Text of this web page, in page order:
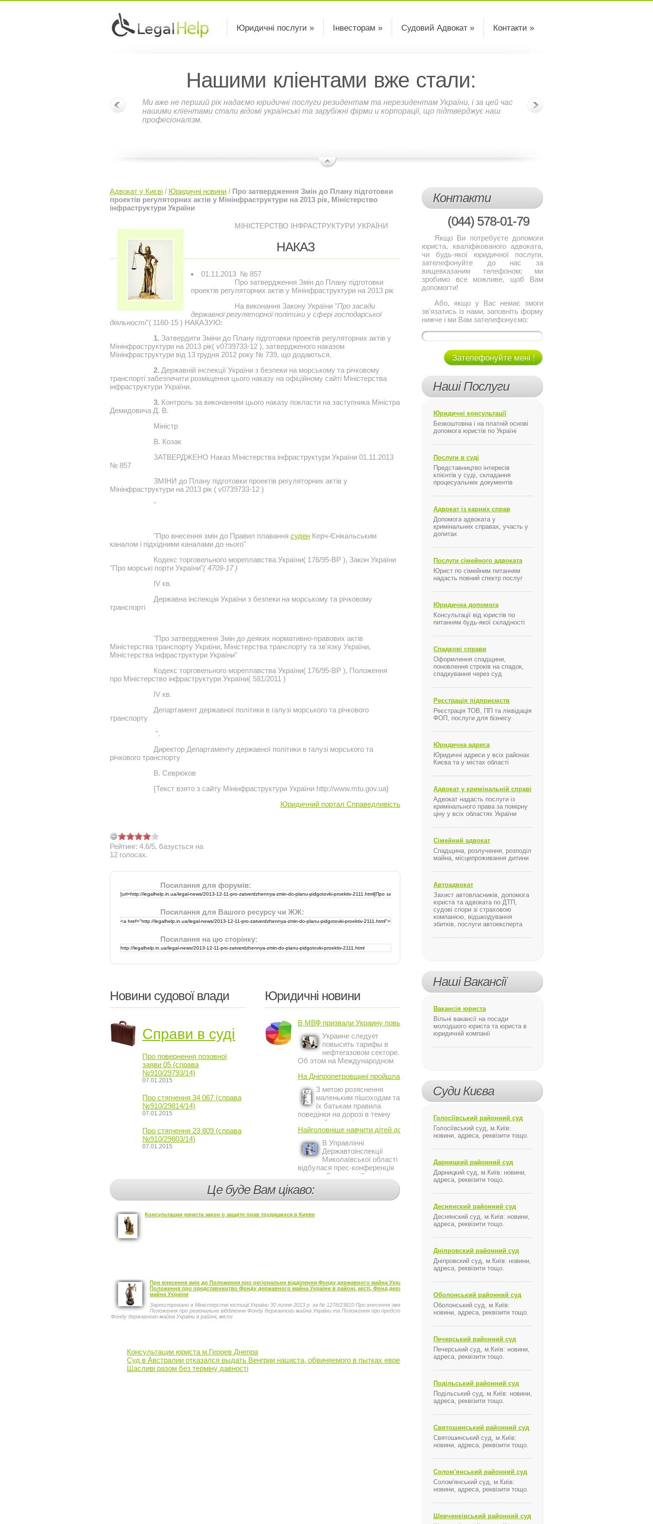
Юридичні послуги » Інвесторам » Судовий Адвокат » Контакти »
Нашими кліентами вже стали:
Ми вже не перший рік надаємо юридичні послуги резидентам та нерезидентам України, і за цей час
нашими кліентами стали відомі українські та зарубіжні фірми и корпорації, що підтверджує наш
професіоналізм.
Адвокат у Києві / Юридичні новини / Про затвердження Змін до Плану підготовки
проектів регуляторних актів у Мінінфраструктури на 2013 рік, Міністерство
інфраструктури України
МІНІСТЕРСТВО ІНФРАСТРУКТУРИ УКРАЇНИ
НАКАЗ
01.11.2013 № 857
Про затвердження Змін до Плану підготовки
проектів регуляторних актів у Мінінфраструктури на 2013 рік
На виконання Закону України "Про засади
державної регуляторної політики у сфері господарської
діяльності"( 1160-15 ) НАКАЗУЮ:
1. Затвердити Зміни до Плану підготовки проектів регуляторних актів у
Мінінфраструктури на 2013 рік( v0739733-12 ), затвердженого наказом
Мінінфраструктури від 13 грудня 2012 року № 739, що додаються.
2. Державній інспекції України з безпеки на морському та річковому
транспорті забезпечити розміщення цього наказу на офіційному сайті Міністерства
інфраструктури України.
3. Контроль за виконанням цього наказу покласти на заступника Міністра
Демидовича Д. В.
Міністр
В. Козак
ЗАТВЕРДЖЕНО Наказ Міністерства інфраструктури України 01.11.2013
№ 857
ЗМІНИ до Плану підготовки проектів регуляторних актів у
Мінінфраструктури на 2013 рік ( v0739733-12 )
"
"Про внесення змін до Правил плавання суденКерч-Єнікальським
каналом і підхідними каналами до нього"
Кодекс торговельного мореплавства України( 176/95-ВР ), Закон України
"Про морські порти України"( 4709-17 )
IV кв.
Державна інспекція України з безпеки на морському та річковому
транспорті
"Про затвердження Змін до деяких нормативно-правових актів
Міністерства транспорту України, Міністерства транспорту та зв'язку України,
Міністерства інфраструктури України"
Кодекс торговельного мореплавства України( 176/95-ВР ), Положення
про Міністерство інфраструктури України( 581/2011 )
IV кв.
Департамент державної політики в галузі морського та річкового
транспорту
".
Директор Департаменту державної політики в галузі морського та
річкового транспорту
В. Севрюков
{Текст взято з сайту Мінінфраструктури України http://www.mtu.gov.ua}
Юридичний портал Справедливість
Рейтинг: 4.6/5, базується на
12 голосах.
Посилання для форумів:
Посилання для Вашого ресурсу чи ЖЖ:
Посилання на цю сторінку:
Новини судової влади
Справи в суді
Про повернення позовної
заяви 05 (справа
№910/29793/14)
07.01.2015
Про стягнення 34 067 (справа
№910/29814/14)
07.01.2015
Про стягнення 23 809 (справа
№910/29803/14)
07.01.2015
Юридичні новини
В МВФ призвали Украину повысить ...
Украине следует
повысить тарифы в
нефтегазовом секторе.
Об этом на Международном
инвестиционном форуме в
Киеве заявил постоянный
представитель МВФ на
Украине Жером Ваше.
На Дніпропетровщині пройшла акція ...
З метою розяснення
маленьким пішоходам та
їх батькам правила
поведінки на дорозі в темну
пору доби, працівники сектору
профілактичної роботи відділу
ДАІ з обслуговування міста
Кривий Ріг провели ...
Найголовніше навчити дітей дотримуватися ...
В Управлінні
Державтоінспекції
Миколаївської області
відбулася прес-конференція
на тему Стан аварійності за
пішоходів.
Це буде Вам цікаво:
Консультации юриста закон о защите прав трудящихся в Киеве
Про внесення змін до Положення про регіональне відділення Фонду державного майна України та
Положення про представництво Фонду державного майна України в районі, місті, Фонд державного
майна України
Зареєстровано в Міністерстві юстиції України 30 липня 2013 р. за № 1278/23810 Про внесення змін до
Положення про регіональне відділення Фонду державного майна України та Положення про представництво
Фонду державного майна України в районі, місті
Консультации юриста м.Героев Днепра
Суд в Австралии отказался выдать Венгрии нациста, обвиняемого в пытках евреев в 1944 году
Щасливі разом без терміну давності
КСУ попросили разъяснить, можно ли принудительно
Уполномоченный по правам человека Валерия Лутковская
Ліцензія на заготівлю металобрухту кольорових і чорних металів
Допомога в оформленні ліцензії на заготівлю металобрухту
кольорових і чорних металів, ліцензія заготівля металобрухту
газу (метану) вугільних родовищ за
Про внесення змін до постанови НКРЕ від 23.12.2011
Клички очолили рейтинг найуспішніших спортсменів
Контакти
(044) 578-01-79
Якщо Ви потребуєте допомоги
юриста, кваліфікованого адвоката,
чи будь-якої юридичної послуги,
зателефонуйте до нас за
вищевказаним телефоном; ми
зробимо все можливе, щоб Вам
допомогти!
Або, якщо у Вас немає змоги
зв'язатись із нами, заповніть форму
нижче і ми Вам зателефонуємо:
Зателефонуйте мені !
Наші Послуги
Юридичні консультації
Безкоштовна і на платній основі
допомога юристів по Україні
Послуги в суді
Представництво інтересів
клієнтів у суді, складання
процесуальних документів
Адвокат із карних справ
Допомога адвоката у
кримінальних справах, участь у
допитах
Послуги сімейного адвоката
Юрист по сімейним питанням
надасть повний спектр послуг
Юридична допомога
Консультації від юристів по
питанням будь-якої складності
Спадкові справи
Оформлення спадщини,
поновлення строків на спадок,
спадкування через суд
Реєстрація підприємств
Реєстрація ТОВ, ПП та ліквідація
ФОП, послуги для бізнесу
Юридична адреса
Юридичні адреси у всіх районах
Києва та у містах області
Адвокат у кримінальній справі
Адвокат надасть послуги із
кримінального права за помірну
ціну у всіх областях України
Сімейний адвокат
Спадщина, розлучення, розподіл
майна, місцепроживання дитини
Автоадвокат
Захист автовласників, допомога
юриста та адвоката по ДТП,
судові спори зі страховою
компанією, відшкодування
збитків, послуги автоексперта
Наші Вакансії
Вакансія юриста
Вільні вакансії на посади
молодшого юриста та юриста в
юридичній компанії
Суди Києва
Голосіївський районний суд
Голосіївський суд, м.Київ:
новини, адреса, реквізити тощо.
Дарницкий районний суд
Дарницкий суд, м.Київ: новини,
адреса, реквізити тощо.
Деснянский районний суд
Деснянский суд, м.Київ: новини,
адреса, реквізити тощо.
Дніпровский районний суд
Дніпровский суд, м.Київ: новини,
адреса, реквізити тощо.
Оболонський районний суд
Оболонський суд, м.Київ:
новини, адреса, реквізити тощо.
Печерський районний суд
Печерський суд, м.Київ: новини,
адреса, реквізити тощо.
Подільський районний суд
Подільський суд, м.Київ: новини,
адреса, реквізити тощо.
Святошинський районний суд
Святошинський суд, м.Київ:
новини, адреса, реквізити тощо.
Солом'янський районний суд
Солом'янський суд, м.Київ:
новини, адреса, реквізити тощо.
Шевченківський районний суд